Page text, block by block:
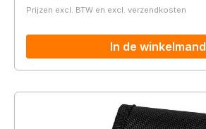
Prijzen excl. BTW en excl. verzendkosten
In de winkelmand